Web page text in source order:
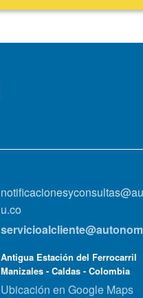
u.co
Antigua Estación del Ferrocarril
Manizales - Caldas - Colombia
Ubicación en Google Maps